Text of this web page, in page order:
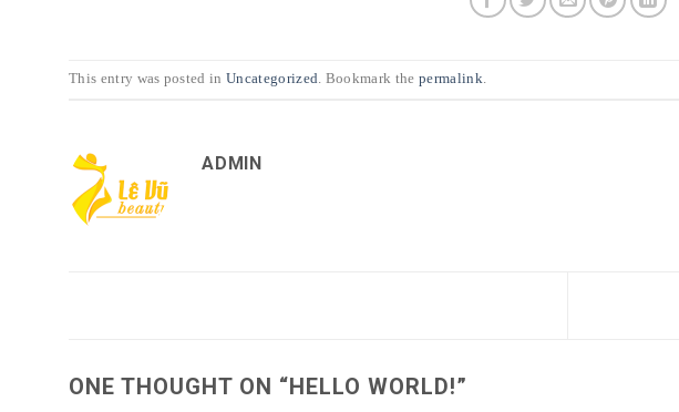
This entry was posted inUncategorized. Bookmark the permalink.
ADMIN
ONE THOUGHT ON “HELLO WORLD!”